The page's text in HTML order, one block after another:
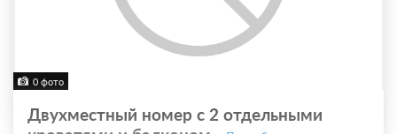
0 фото
Двухместный номер с 2 отдельными